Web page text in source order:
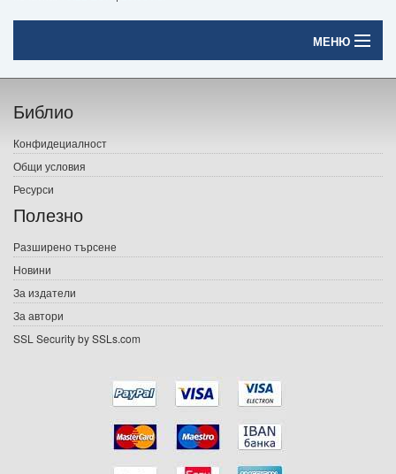
МЕНЮ
Начало
Печатни книги
Електронни книги
Е-списания
Подаръци
Ваучери
Библио
Конфидециалност
Общи условия
Ресурси
Полезно
Разширено търсене
Новини
За издатели
За автори
SSL Security by SSLs.com